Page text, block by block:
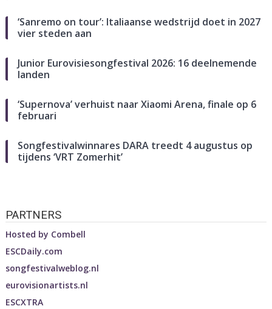
‘Sanremo on tour’: Italiaanse wedstrijd doet in 2027
vier steden aan
Junior Eurovisiesongfestival 2026: 16 deelnemende
landen
‘Supernova’ verhuist naar Xiaomi Arena, finale op 6
februari
Songfestivalwinnares DARA treedt 4 augustus op
tijdens ‘VRT Zomerhit’
PARTNERS
Hosted by Combell
ESCDaily.com
songfestivalweblog.nl
eurovisionartists.nl
ESCXTRA